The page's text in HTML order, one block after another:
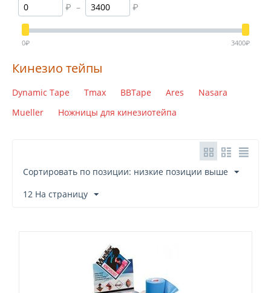
₽ – ₽
0₽ 3400₽
Кинезио тейпы
Dynamic Tape Tmax BBTape Ares
Nasara
Mueller
Ножницы для кинезиотейпа
Сортировать по позиции: низкие позиции выше
12 На страницу